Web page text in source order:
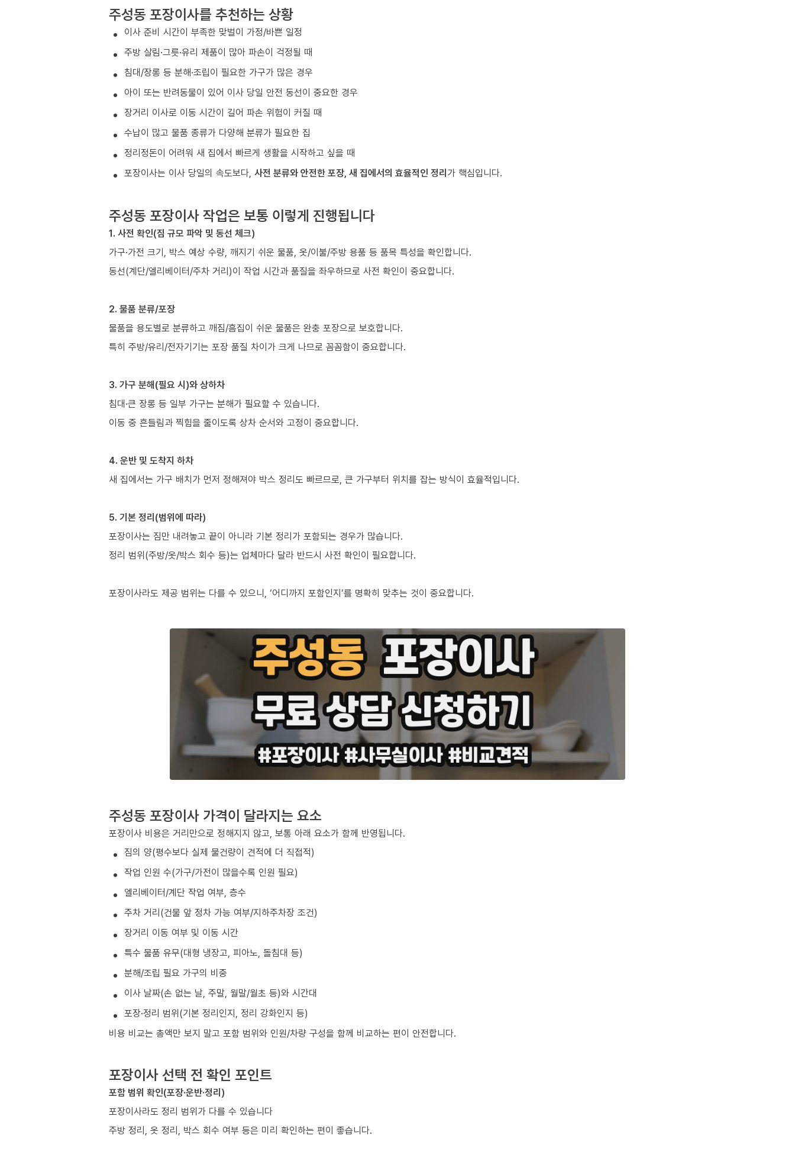
주성동 포장이사를 추천하는 상황
이사 준비 시간이 부족한 맞벌이 가정/바쁜 일정
주방 살림·그릇·유리 제품이 많아 파손이 걱정될 때
침대/장롱 등 분해·조립이 필요한 가구가 많은 경우
아이 또는 반려동물이 있어 이사 당일 안전 동선이 중요한 경우
장거리 이사로 이동 시간이 길어 파손 위험이 커질 때
수납이 많고 물품 종류가 다양해 분류가 필요한 집
정리정돈이 어려워 새 집에서 빠르게 생활을 시작하고 싶을 때
포장이사는 이사 당일의 속도보다, 사전 분류와 안전한 포장, 새 집에서의 효율적인 정리가 핵심입니다.
주성동 포장이사 작업은 보통 이렇게 진행됩니다
1. 사전 확인(짐 규모 파악 및 동선 체크)
가구·가전 크기, 박스 예상 수량, 깨지기 쉬운 물품, 옷/이불/주방 용품 등 품목 특성을 확인합니다.
동선(계단/엘리베이터/주차 거리)이 작업 시간과 품질을 좌우하므로 사전 확인이 중요합니다.
2. 물품 분류/포장
물품을 용도별로 분류하고 깨짐/흠집이 쉬운 물품은 완충 포장으로 보호합니다.
특히 주방/유리/전자기기는 포장 품질 차이가 크게 나므로 꼼꼼함이 중요합니다.
3. 가구 분해(필요 시)와 상하차
침대·큰 장롱 등 일부 가구는 분해가 필요할 수 있습니다.
이동 중 흔들림과 찍힘을 줄이도록 상차 순서와 고정이 중요합니다.
4. 운반 및 도착지 하차
새 집에서는 가구 배치가 먼저 정해져야 박스 정리도 빠르므로, 큰 가구부터 위치를 잡는 방식이 효율적입니다.
5. 기본 정리(범위에 따라)
포장이사는 짐만 내려놓고 끝이 아니라 기본 정리가 포함되는 경우가 많습니다.
정리 범위(주방/옷/박스 회수 등)는 업체마다 달라 반드시 사전 확인이 필요합니다.
포장이사라도 제공 범위는 다를 수 있으니, ‘어디까지 포함인지’를 명확히 맞추는 것이 중요합니다.
주성동 포장이사 가격이 달라지는 요소
포장이사 비용은 거리만으로 정해지지 않고, 보통 아래 요소가 함께 반영됩니다.
짐의 양(평수보다 실제 물건량이 견적에 더 직접적)
작업 인원 수(가구/가전이 많을수록 인원 필요)
엘리베이터/계단 작업 여부, 층수
주차 거리(건물 앞 정차 가능 여부/지하주차장 조건)
장거리 이동 여부 및 이동 시간
특수 물품 유무(대형 냉장고, 피아노, 돌침대 등)
분해/조립 필요 가구의 비중
이사 날짜(손 없는 날, 주말, 월말/월초 등)와 시간대
포장·정리 범위(기본 정리인지, 정리 강화인지 등)
비용 비교는 총액만 보지 말고 포함 범위와 인원/차량 구성을 함께 비교하는 편이 안전합니다.
포장이사 선택 전 확인 포인트
포함 범위 확인(포장·운반·정리)
포장이사라도 정리 범위가 다를 수 있습니다
주방 정리, 옷 정리, 박스 회수 여부 등은 미리 확인하는 편이 좋습니다.